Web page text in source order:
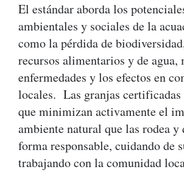
El estándar aborda los
ambientales y sociales de la
como la pérdida de
recursos alimentarios y de agua,
enfermedades y los efectos en
locales. Las granjas certificadas
que minimizan activamente el
ambiente natural que las rodea y
forma responsable, cuidando de
trabajando con la comunidad